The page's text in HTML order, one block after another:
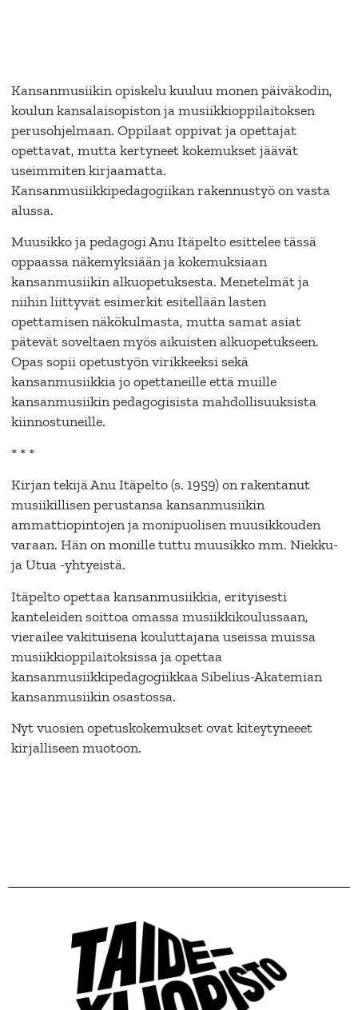
Kansanmusiikin opiskelu kuuluu monen päiväkodin,
koulun kansalaisopiston ja musiikkioppilaitoksen
perusohjelmaan. Oppilaat oppivat ja opettajat
opettavat, mutta kertyneet kokemukset jäävät
useimmiten kirjaamatta.
Kansanmusiikkipedagogiikan rakennustyö on vasta
alussa.
Muusikko ja pedagogi Anu Itäpelto esittelee tässä
oppaassa näkemyksiään ja kokemuksiaan
kansanmusiikin alkuopetuksesta. Menetelmät ja
niihin liittyvät esimerkit esitellään lasten
opettamisen näkökulmasta, mutta samat asiat
pätevät soveltaen myös aikuisten alkuopetukseen.
Opas sopii opetustyön virikkeeksi sekä
kansanmusiikkia jo opettaneille että muille
kansanmusiikin pedagogisista mahdollisuuksista
kiinnostuneille.
* * *
Kirjan tekijä Anu Itäpelto (s. 1959) on rakentanut
musiikillisen perustansa kansanmusiikin
ammattiopintojen ja monipuolisen muusikkouden
varaan. Hän on monille tuttu muusikko mm. Niekku-
ja Utua -yhtyeistä.
Itäpelto opettaa kansanmusiikkia, erityisesti
kanteleiden soittoa omassa musiikkikoulussaan,
vierailee vakituisena kouluttajana useissa muissa
musiikkioppilaitoksissa ja opettaa
kansanmusiikkipedagogiikkaa Sibelius-Akatemian
kansanmusiikin osastossa.
Nyt vuosien opetuskokemukset ovat kiteytyneeet
kirjalliseen muotoon.